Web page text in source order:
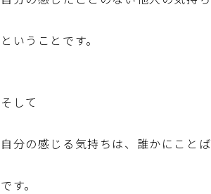
ということです。
そして
自分の感じる気持ちは、誰かにこと
です。